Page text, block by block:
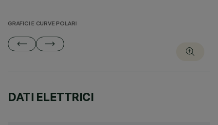
GRAFICI E CURVE POLARI
DATI ELETTRICI